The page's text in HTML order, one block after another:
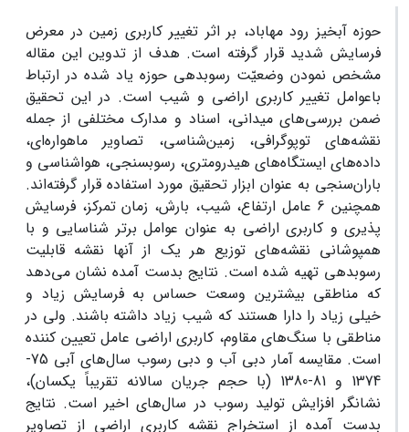
حوزه آبخیز رود مهاباد، بر اثر تغییر کاربری زمین در معرض
فرسایش شدید قرار گرفته است. هدف از تدوین این مقاله
مشخص نمودن وضعیّت رسوبدهی حوزه یاد شده در ارتباط
باعوامل تغییر کاربری اراضی و شیب است. در این تحقیق
ضمن بررسی‌های میدانی، اسناد و مدارک مختلفی از جمله
نقشه‌‌های توپوگرافی، زمین‌شناسی، تصاویر ماهواره‌ای،
داده‌های ایستگاه‌های هیدرومتری، رسوبسنجی، هواشناسی و
باران‌سنجی به عنوان ابزار تحقیق مورد استفاده قرار گرفته‌اند.
همچنین 6 عامل ارتفاع، شیب، بارش، زمان تمرکز، فرسایش
پذیری و کاربری اراضی به عنوان عوامل برتر شناسایی و با
همپوشانی نقشه‌های توزیع هر یک از آنها نقشه قابلیت
رسوبدهی تهیه شده است. نتایج بدست آمده نشان می‌دهد
که مناطقی بیشترین وسعت حساس به فرسایش زیاد و
خیلی زیاد را دارا هستند که شیب زیاد داشته باشند. ولی در
مناطقی با سنگ‌های مقاوم، کاربری اراضی عامل تعیین کننده
است. مقایسه آمار دبی آب و دبی رسوب سال‌های آبی 75-
1374 و 81-1380 (با حجم جریان سالانه تقریباً یکسان)،
نشانگر افزایش تولید رسوب در سال‌های اخیر است. نتایج
بدست آمده از استخراج نقشه کاربری اراضی از تصاویر